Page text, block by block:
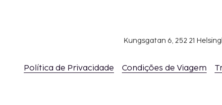
Kungsgatan 6, 252 21
Política de Privacidade Condições de Viagem